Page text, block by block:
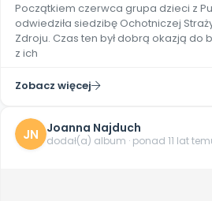
Początkiem czerwca grupa dzieci z
odwiedziła siedzibę Ochotniczej
Zdroju. Czas ten był dobrą okazją do
z ich
Zobacz więcej
JN Joanna Najduch
dodał(a) album · ponad 11 lat